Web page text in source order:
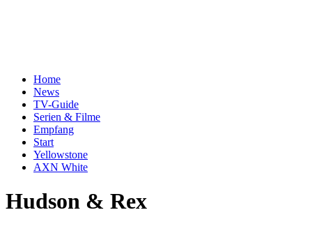
Home
News
TV-Guide
Serien & Filme
Empfang
Start
Yellowstone
AXN White
Hudson & Rex